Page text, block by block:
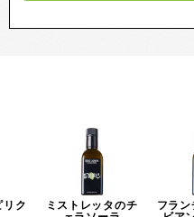
リク
ミストレッタのチ
フラ